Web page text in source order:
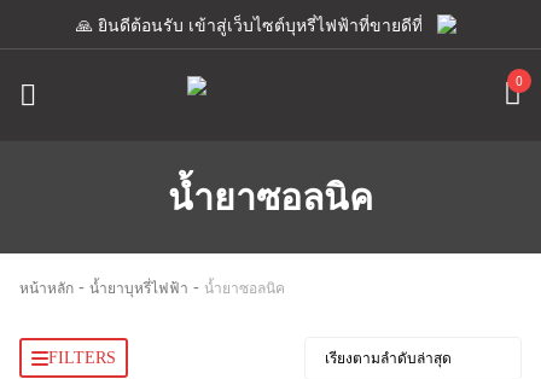
🙏 ยินดีต้อนรับ เข้าสู่เว็บไซต์บุหรี่ไฟฟ้าที่ขายดีที่สุด เรามีแอดมินพ
0
น้ำยาซอลนิค
หน้าหลัก - น้ำยาบุหรี่ไฟฟ้า - น้ำยาซอลนิค
FILTERS